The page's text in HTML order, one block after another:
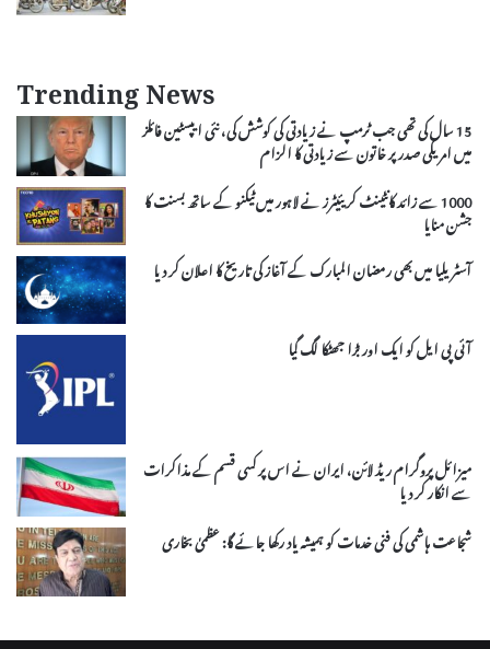
Trending News
15 سال کی تھی جب ٹرمپ نے زیادتی کی کوشش کی، نئی ایپسٹین فائلز
میں امریکی صدر پر خاتون سے زیادتی کا الزام
1000 سے زائد کانٹینٹ کریئیٹرز نے لاہور میں ٹیکنو کے ساتھ بسنت کا
جشن منایا
آسٹریلیا میں بھی رمضان المبارک کے آغاز کی تاریخ کا اعلان کر دیا
آئی پی ایل کو ایک اور بڑا جھٹکا لگ گیا
میزائل پروگرام ریڈ لائن، ایران نے اس پر کسی قسم کے مذاکرات
سے انکار کر دیا
شجاعت ہاشمی کی فنی خدمات کو ہمیشہ یاد رکھا جائے گا: عظمیٰ بخاری